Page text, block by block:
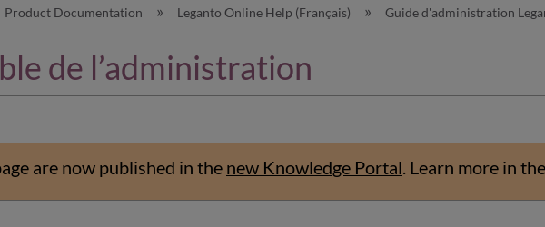
hierarchy
Product Documentation Leganto Online Help (Français) Guide d'administration
de l’administration
are now published in the new Knowledge Portal. Learn more in the